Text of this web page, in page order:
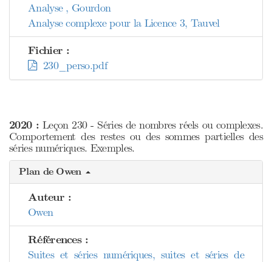
Analyse , Gourdon
Analyse complexe pour la Licence 3, Tauvel
Fichier :
230_perso.pdf
2020 : Leçon 230 - Séries de nombres réels ou complexes.
Comportement des restes ou des sommes partielles des
séries numériques. Exemples.
Plan de Owen
Auteur :
Owen
Références :
Suites et séries numériques, suites et séries de